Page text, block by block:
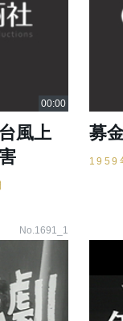
風上
募
1959
No.1691_1